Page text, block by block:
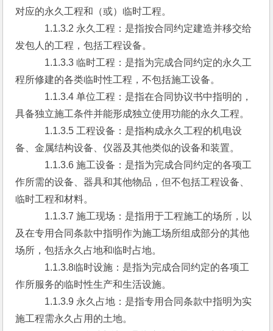
对应的永久工程和（或）临时工程。
1.1.3.2 永久工程：是指按合同约定建造并移交给
发包人的工程，包括工程设备。
1.1.3.3 临时工程：是指为完成合同约定的永久工
程所修建的各类临时性工程，不包括施工设备。
1.1.3.4 单位工程：是指在合同协议书中指明的，
具备独立施工条件并能形成独立使用功能的永久工程。
1.1.3.5 工程设备：是指构成永久工程的机电设
备、金属结构设备、仪器及其他类似的设备和装置。
1.1.3.6 施工设备：是指为完成合同约定的各项工
作所需的设备、器具和其他物品，但不包括工程设备、
临时工程和材料。
1.1.3.7 施工现场：是指用于工程施工的场所，以
及在专用合同条款中指明作为施工场所组成部分的其他
场所，包括永久占地和临时占地。
1.1.3.8临时设施：是指为完成合同约定的各项工
作所服务的临时性生产和生活设施。
1.1.3.9 永久占地：是指专用合同条款中指明为实
施工程需永久占用的土地。